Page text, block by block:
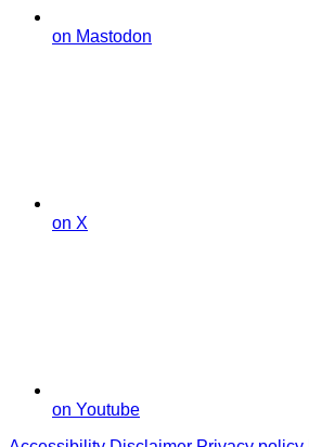
on Mastodon
on X
on Youtube